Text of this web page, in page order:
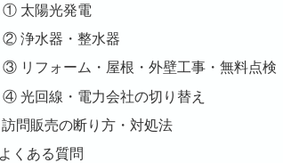
① 太陽光発電
② 浄水器・整水器
③ リフォーム・屋根・外壁工事・無料点検
④ 光回線・電力会社の切り替え
問販売の断り方・対処法
よくある質問